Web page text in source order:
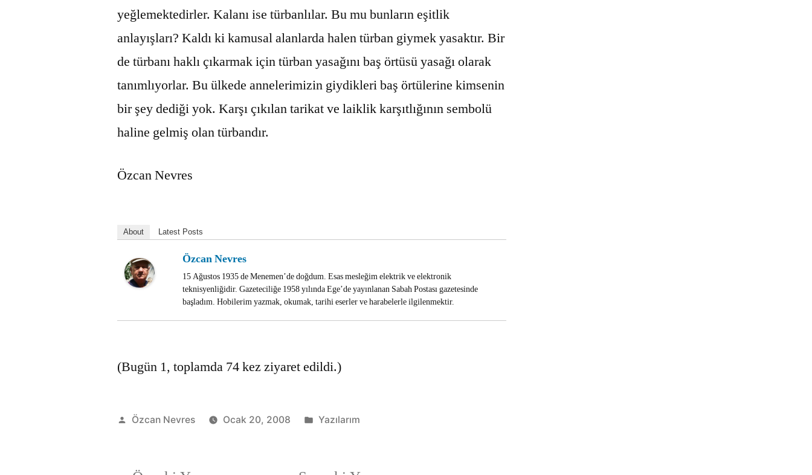
yeğlemektedirler. Kalanı ise türbanlılar. Bu mu bunların eşitlik
anlayışları? Kaldı ki kamusal alanlarda halen türban giymek yasaktır. Bir
de türbanı haklı çıkarmak için türban yasağını baş örtüsü yasağı olarak
tanımlıyorlar. Bu ülkede annelerimizin giydikleri baş örtülerine kimsenin
bir şey dediği yok. Karşı çıkılan tarikat ve laiklik karşıtlığının sembolü
haline gelmiş olan türbandır.
Özcan Nevres
About Latest Posts
Özcan Nevres
15 Ağustos 1935 de Menemen’de doğdum. Esas mesleğim elektrik ve elektronik
teknisyenliğidir. Gazeteciliğe 1958 yılında Ege’de yayınlanan Sabah Postası gazetesinde
başladım. Hobilerim yazmak, okumak, tarihi eserler ve harabelerle ilgilenmektir.
(Bugün 1, toplamda 74 kez ziyaret edildi.)
Gönderen:
Özcan Nevres Ocak 20, 2008 Kategori:
Yazılarım